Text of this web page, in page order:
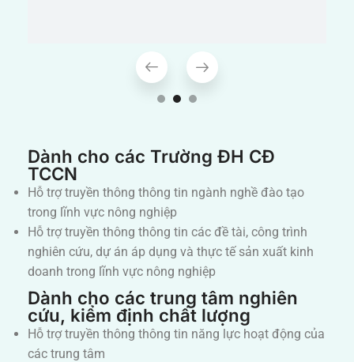
Dành cho các Trường ĐH CĐ
TCCN
Hỗ trợ truyền thông thông tin ngành nghề đào tạo
trong lĩnh vực nông nghiệp
Hỗ trợ truyền thông thông tin các đề tài, công trình
nghiên cứu, dự án áp dụng và thực tế sản xuất kinh
doanh trong lĩnh vực nông nghiệp
Dành cho các trung tâm nghiên
cứu, kiểm định chất lượng
Hỗ trợ truyền thông thông tin năng lực hoạt động của
các trung tâm